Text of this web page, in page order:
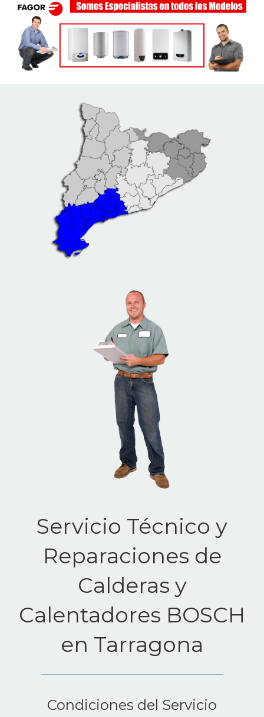
Servicio Técnico y
Reparaciones de
Calderas y
Calentadores BOSCH
en Tarragona
Condiciones del Servicio